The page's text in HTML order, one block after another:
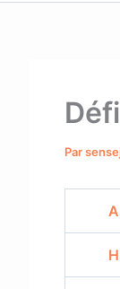
Par
A
H